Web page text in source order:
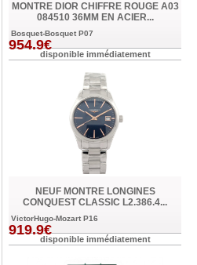
MONTRE DIOR CHIFFRE ROUGE A03
084510 36MM EN ACIER...
Bosquet-Bosquet P07
954.9€
disponible immédiatement
NEUF MONTRE LONGINES
CONQUEST CLASSIC L2.386.4...
VictorHugo-Mozart P16
919.9€
disponible immédiatement